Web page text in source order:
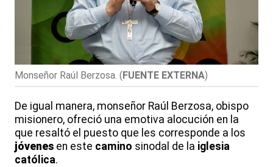
Monseñor Raúl Berzosa. ( FUENTE EXTERNA)
De igual manera, monseñor Raúl Berzosa, obispo
misionero, ofreció una emotiva alocución en la
que resaltó el puesto que les corresponde a los
jóvenes en este camino sinodal de la iglesia
católica.